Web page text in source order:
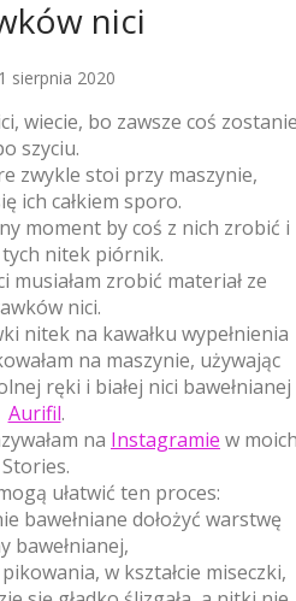
nici
sierpnia 2020
wiecie, bo zawsze coś
szyciu.
zwykle stoi przy maszynie,
ich całkiem sporo.
moment by coś z nich zrobić i
tych nitek piórnik.
musiałam zrobić materiał ze
nici.
nitek na kawałku wypełnienia
na maszynie, używając
ręki i białej nici bawełnianej
Aurifil.
na Instagramie w
Stories.
ułatwić ten proces:
bawełniane dołożyć warstwę
bawełnianej,
w kształcie miseczki,